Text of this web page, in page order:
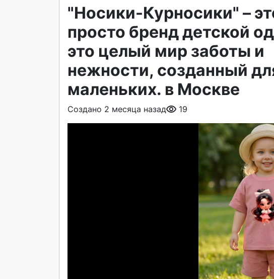
"Носики-Курносики" –
просто бренд детской
это целый мир заботы и
нежности, созданный
маленьких. в Москве
Создано 2 месяца назад 19